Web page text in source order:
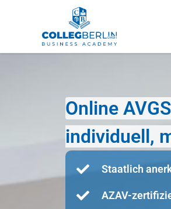
Online
individuell,
Staatlich
AZAV-